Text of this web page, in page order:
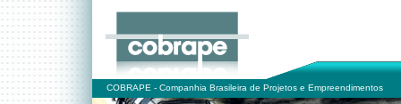
COBRAPE - Companhia Brasileira de Projetos e Empreendimentos